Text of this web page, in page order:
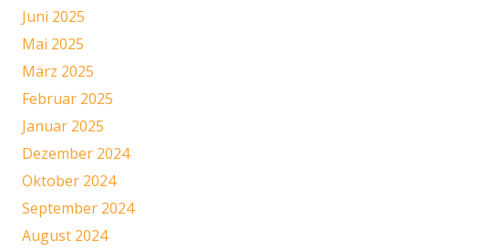
Juni 2025
Mai 2025
März 2025
Februar 2025
Januar 2025
Dezember 2024
Oktober 2024
September 2024
August 2024